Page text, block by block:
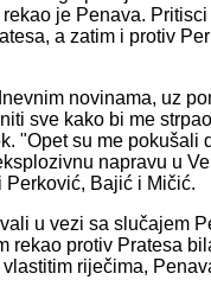
je Penava.
a zatim i protiv
novinama, uz
sve kako bi me
"Opet su me
napravu u
Bajić i Mičić.
u vezi sa slučajem
rekao protiv Pratesa
riječima,